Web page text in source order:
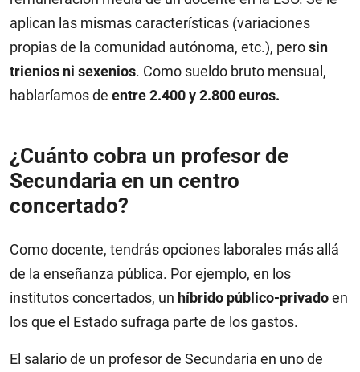
aplican las mismas características (variaciones
propias de la comunidad autónoma, etc.), perosin
trienios ni sexenios. Como sueldo bruto mensual,
hablaríamos de entre 2.400 y 2.800 euros.
¿Cuánto cobra un profesor de
Secundaria en un centro
concertado?
Como docente, tendrás opciones laborales más allá
de la enseñanza pública. Por ejemplo, en los
institutos concertados, un híbrido público-privadoen
los que el Estado sufraga parte de los gastos.
El salario de un profesor de Secundaria en uno de